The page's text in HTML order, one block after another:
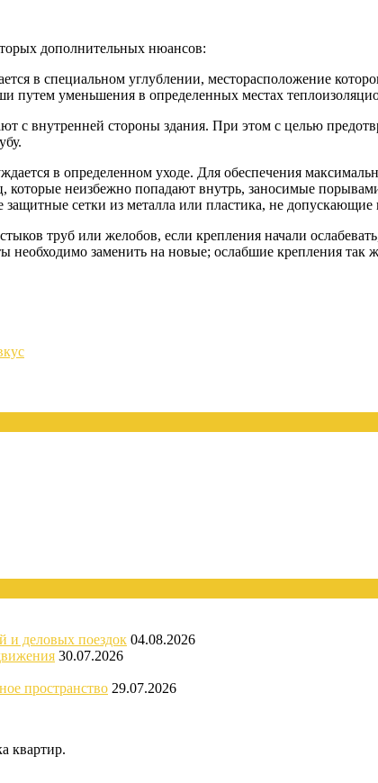
дополнительных нюансов:
в специальном углублении, месторасположение
путем уменьшения в определенных местах
с внутренней стороны здания. При этом с целью
в определенном уходе. Для обеспечения
которые неизбежно попадают внутрь, заносимые
сетки из металла или пластика, не допускающие
труб или желобов, если крепления начали
необходимо заменить на новые; ослабшие крепления так
и деловых поездок 04.08.2026
30.07.2026
пространство 29.07.2026
квартир.